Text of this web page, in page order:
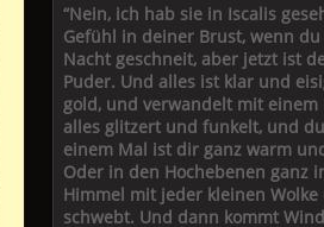
“Nein, ich hab sie in Iscalis
Gefühl in deiner Brust, wenn
Nacht geschneit, aber jetzt ist
Puder. Und alles ist klar und
gold, und verwandelt mit
alles glitzert und funkelt, und
einem Mal ist dir ganz warm
Oder in den Hochebenen ganz
Himmel mit jeder kleinen
schwebt. Und dann kommt